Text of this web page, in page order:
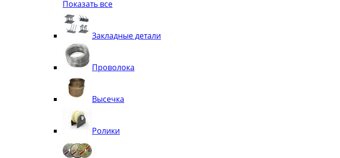
Квадрат
Труба декоративная
Элементы орнамента из квадрата, трубы
Узоры
Лавки
Показать все
Закладные детали
Проволока
Высечка
Ролики